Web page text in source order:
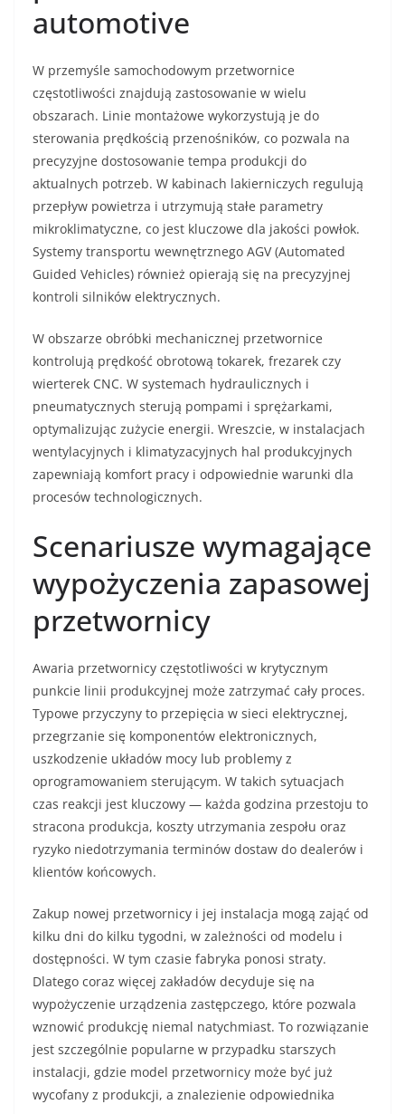
automotive
W przemyśle samochodowym przetwornice
częstotliwości znajdują zastosowanie w wielu
obszarach. Linie montażowe wykorzystują je do
sterowania prędkością przenośników, co pozwala na
precyzyjne dostosowanie tempa produkcji do
aktualnych potrzeb. W kabinach lakierniczych regulują
przepływ powietrza i utrzymują stałe parametry
mikroklimatyczne, co jest kluczowe dla jakości powłok.
Systemy transportu wewnętrznego AGV (Automated
Guided Vehicles) również opierają się na precyzyjnej
kontroli silników elektrycznych.
W obszarze obróbki mechanicznej przetwornice
kontrolują prędkość obrotową tokarek, frezarek czy
wierterek CNC. W systemach hydraulicznych i
pneumatycznych sterują pompami i sprężarkami,
optymalizując zużycie energii. Wreszcie, w instalacjach
wentylacyjnych i klimatyzacyjnych hal produkcyjnych
zapewniają komfort pracy i odpowiednie warunki dla
procesów technologicznych.
Scenariusze wymagające
wypożyczenia zapasowej
przetwornicy
Awaria przetwornicy częstotliwości w krytycznym
punkcie linii produkcyjnej może zatrzymać cały proces.
Typowe przyczyny to przepięcia w sieci elektrycznej,
przegrzanie się komponentów elektronicznych,
uszkodzenie układów mocy lub problemy z
oprogramowaniem sterującym. W takich sytuacjach
czas reakcji jest kluczowy — każda godzina przestoju to
stracona produkcja, koszty utrzymania zespołu oraz
ryzyko niedotrzymania terminów dostaw do dealerów i
klientów końcowych.
Zakup nowej przetwornicy i jej instalacja mogą zająć od
kilku dni do kilku tygodni, w zależności od modelu i
dostępności. W tym czasie fabryka ponosi straty.
Dlatego coraz więcej zakładów decyduje się na
wypożyczenie urządzenia zastępczego, które pozwala
wznowić produkcję niemal natychmiast. To rozwiązanie
jest szczególnie popularne w przypadku starszych
instalacji, gdzie model przetwornicy może być już
wycofany z produkcji, a znalezienie odpowiednika